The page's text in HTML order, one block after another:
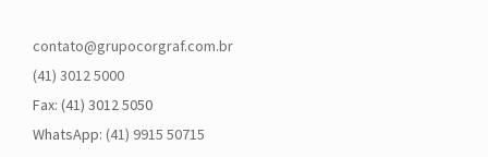
contato@grupocorgraf.com.br
(41) 3012 5000
Fax: (41) 3012 5050
WhatsApp: (41) 9915 50715